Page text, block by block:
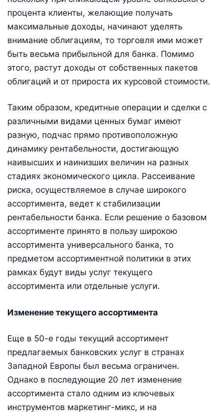
процента клиенты, желающие получать
максимальные доходы, начинают уделять
внимание облигациям, то торговля ими может
быть весьма прибыльной для банка. Помимо
этого, растут доходы от собственных пакетов
облигаций и от прироста их курсовой стоимости.
Таким образом, кредитные операции и сделки с
различными видами ценных бумаг имеют
разную, подчас прямо противоположную
динамику рентабельности, достигающую
наивысших и наинизших величин на разных
стадиях экономического цикла. Рассеивание
риска, осуществляемое в случае широкого
ассортимента, ведет к стабилизации
рентабельности банка. Если решение о базовом
ассортименте принято в пользу широкою
ассортимента универсального банка, то
предметом ассортиментной политики в этих
рамках будут виды услуг текущего
ассортимента или отдельные услуги.
Изменение текущего ассортимента
Еще в 50-е годы текущий ассортимент
предлагаемых банковских услуг в странах
Западной Европы был весьма ограничен.
Однако в последующие 20 лет изменение
ассортимента стало одним из ключевых
инструментов маркетинг-микс, и на